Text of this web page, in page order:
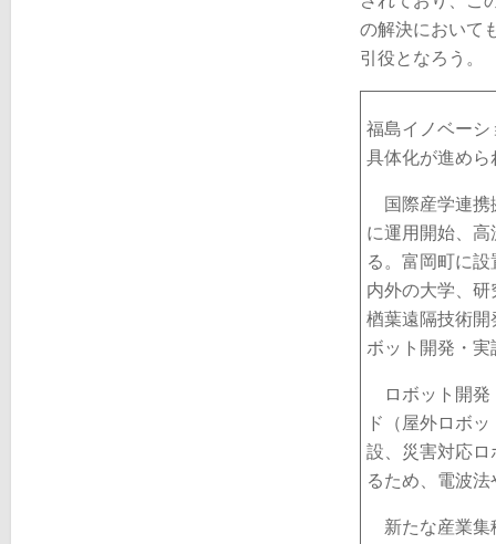
の解決において
引役となろう。
福島イノベー
具体化が進めら
国際産学連携
に運用開始、
る。富岡町に
内外の大学、
楢葉遠隔技術
ボット開発・
ロボット開発
ド（屋外ロボ
設、災害対応
るため、電波
新たな産業集